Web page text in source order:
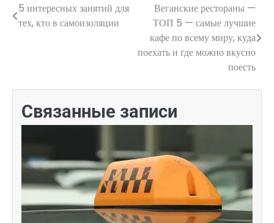
Навигация
5 интересных занятий для
тех, кто в самоизоляции
Веганские рестораны —
ТОП 5 — самые лучшие
кафе по всему миру, куда
поехать и где можно вкусно
поесть
Связанные записи